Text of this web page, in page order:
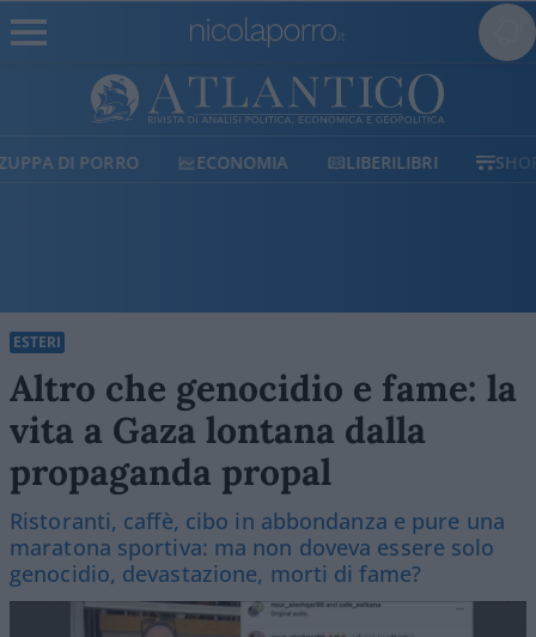
ECONOMIA LIBERILIBRI SHOP SOSTIENICI
ESTERI
Altro che genocidio e fame: la
vita a Gaza lontana dalla
propaganda propal
Ristoranti, caffè, cibo in abbondanza e pure una
maratona sportiva: ma non doveva essere solo
genocidio, devastazione, morti di fame?